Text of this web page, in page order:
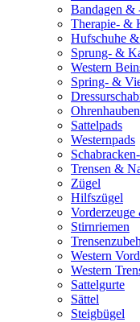
Bandagen &
Therapie- &
Hufschuhe
Sprung- &
Western
Spring- &
Ohrenhauben
Sattelpads
Westernpads
Trensen &
Zügel
Hilfszügel
Stirnriemen
Western
Western
Sattelgurte
Sättel
Steigbügel